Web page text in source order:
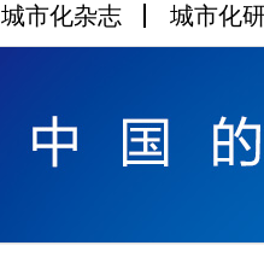
城市化杂志 城市化